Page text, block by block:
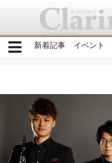
新着記事 イベント